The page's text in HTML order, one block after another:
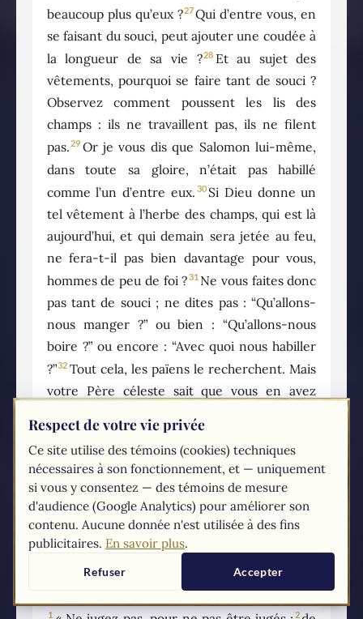
beaucoup plus qu’eux ?27Qui d’entre vous, en
se faisant du souci, peut ajouter une coudée à
la longueur de sa vie ?28 Et au sujet des
vêtements, pourquoi se faire tant de souci ?
Observez comment poussent les lis des
champs : ils ne travaillent pas, ils ne filent
pas.29 Or je vous dis que Salomon lui-même,
dans toute sa gloire, n’était pas habillé
comme l’un d’entre eux. 30 Si Dieu donne un
tel vêtement à l’herbe des champs, qui est là
aujourd’hui, et qui demain sera jetée au feu,
ne fera-t-il pas bien davantage pour vous,
hommes de peu de foi ?31 Ne vous faites donc
pas tant de souci ; ne dites pas : “Qu’allons-
nous manger ?” ou bien : “Qu’allons-nous
boire ?” ou encore : “Avec quoi nous habiller
?”32 Tout cela, les païens le recherchent. Mais
votre Père céleste sait que vous en avez
Dieu et sa justice, et tout cela vous sera
donné par surcroît.34 Ne vous faites pas de
souci pour demain : demain aura souci de lui-
même ; à chaque jour suffit sa peine.
7
1 2
Respect de votre vie privée
Ce site utilise des témoins (cookies) techniques
nécessaires à son fonctionnement, et — uniquement
si vous y consentez — des témoins de mesure
d'audience (Google Analytics) pour améliorer son
contenu. Aucune donnée n'est utilisée à des fins
publicitaires. En savoir plus.
Refuser Accepter